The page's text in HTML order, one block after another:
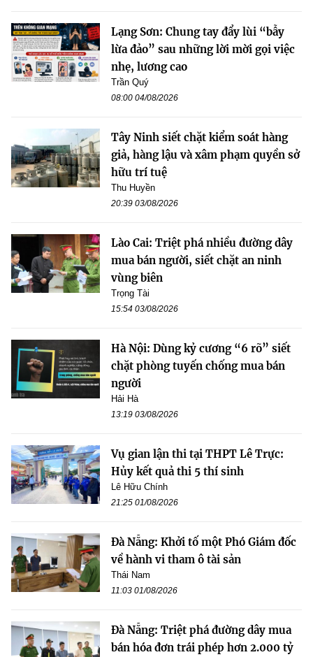
Lạng Sơn: Chung tay đẩy lùi “bẫy
lừa đảo” sau những lời mời gọi việc
nhẹ, lương cao
Trần Quý
08:00 04/08/2026
Tây Ninh siết chặt kiểm soát hàng
giả, hàng lậu và xâm phạm quyền sở
hữu trí tuệ
Thu Huyền
20:39 03/08/2026
Lào Cai: Triệt phá nhiều đường dây
mua bán người, siết chặt an ninh
vùng biên
Trọng Tài
15:54 03/08/2026
Hà Nội: Dùng kỷ cương “6 rõ” siết
chặt phòng tuyến chống mua bán
người
Hải Hà
13:19 03/08/2026
Vụ gian lận thi tại THPT Lê Trực:
Hủy kết quả thi 5 thí sinh
Lê Hữu Chính
21:25 01/08/2026
Đà Nẵng: Khởi tố một Phó Giám đốc
về hành vi tham ô tài sản
Thái Nam
11:03 01/08/2026
Đà Nẵng: Triệt phá đường dây mua
bán hóa đơn trái phép hơn 2.000 tỷ